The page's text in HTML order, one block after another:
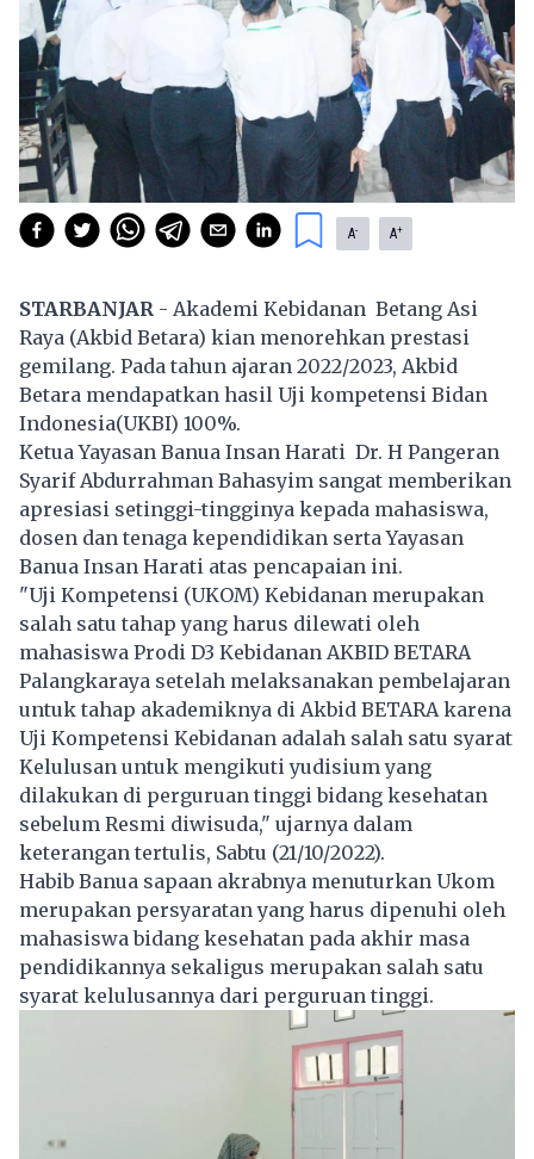
A- A+
STARBANJAR - Akademi Kebidanan Betang Asi
Raya (Akbid Betara) kian menorehkan prestasi
gemilang. Pada tahun ajaran 2022/2023, Akbid
Betara mendapatkan hasil Uji kompetensi Bidan
Indonesia(UKBI) 100%.
Ketua Yayasan Banua Insan Harati Dr. H Pangeran
Syarif Abdurrahman Bahasyim sangat memberikan
apresiasi setinggi-tingginya kepada mahasiswa,
dosen dan tenaga kependidikan serta Yayasan
Banua Insan Harati atas pencapaian ini.
"Uji Kompetensi (UKOM) Kebidanan merupakan
salah satu tahap yang harus dilewati oleh
mahasiswa Prodi D3 Kebidanan AKBID BETARA
Palangkaraya setelah melaksanakan pembelajaran
untuk tahap akademiknya di Akbid BETARA karena
Uji Kompetensi Kebidanan adalah salah satu syarat
Kelulusan untuk mengikuti yudisium yang
dilakukan di perguruan tinggi bidang kesehatan
sebelum Resmi diwisuda," ujarnya dalam
keterangan tertulis, Sabtu (21/10/2022).
Habib Banua sapaan akrabnya menuturkan Ukom
merupakan persyaratan yang harus dipenuhi oleh
mahasiswa bidang kesehatan pada akhir masa
pendidikannya sekaligus merupakan salah satu
syarat kelulusannya dari perguruan tinggi.